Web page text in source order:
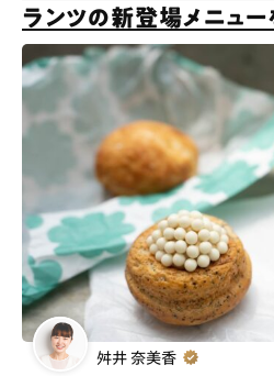
ランツの新登場メニュー
舛井 奈美香